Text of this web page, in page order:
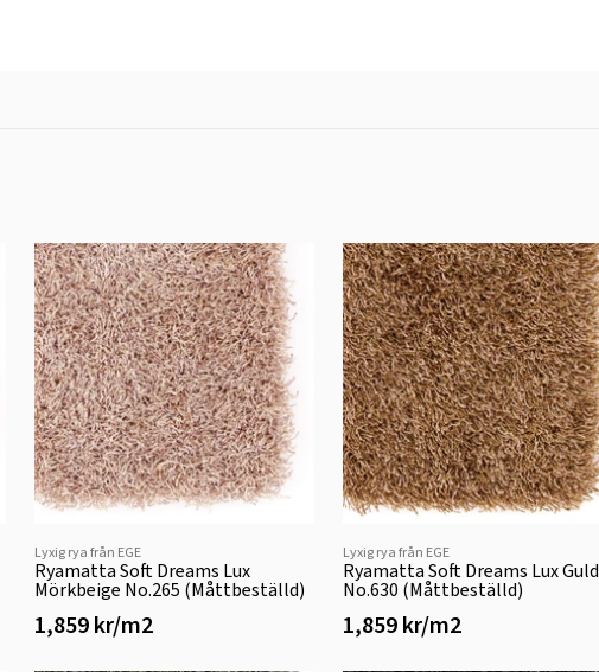
Lyxig rya från EGE
Ryamatta Soft Dreams Lux
Mörkbeige No.265 (Måttbeställd)
1,859 kr/m2
Lyxig rya från EGE
Ryamatta Soft Dreams Lux Guld
No.630 (Måttbeställd)
1,859 kr/m2